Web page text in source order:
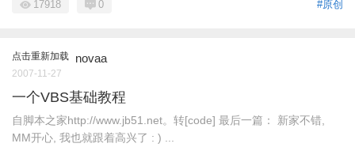
#原创
17918 0
点击重新加载 novaa
2007-11-27
一个VBS基础教程
自脚本之家http://www.jb51.net。转[code] 最后一篇： 新家不错,
MM开心, 我也就跟着高兴了 : ) ...